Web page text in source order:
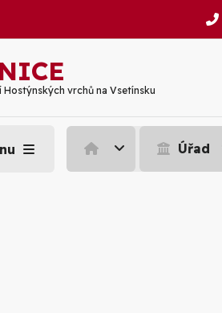
vrchů na Vsetínsku
Úřad